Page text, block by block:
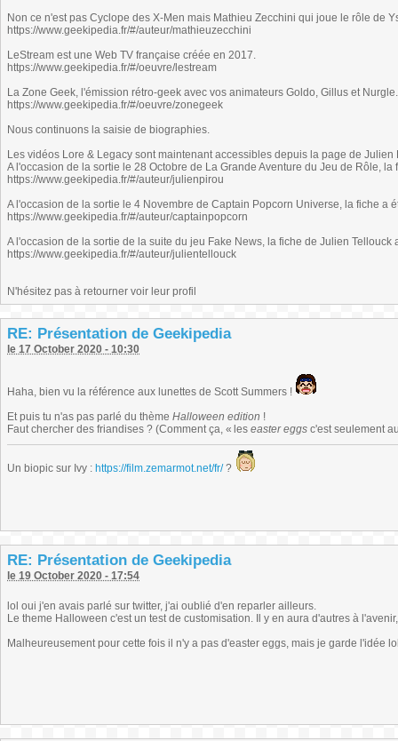
Non ce n'est pas Cyclope des X-Men mais Mathieu Zecchini qui joue le rôle de
https://www.geekipedia.fr/#/auteur/mathieuzecchini
LeStream est une Web TV française créée en 2017.
https://www.geekipedia.fr/#/oeuvre/lestream
La Zone Geek, l'émission rétro-geek avec vos animateurs Goldo, Gillus et Nurgle.
https://www.geekipedia.fr/#/oeuvre/zonegeek
Nous continuons la saisie de biographies.
Les vidéos Lore & Legacy sont maintenant accessibles depuis la page de Julien
A l'occasion de la sortie le 28 Octobre de La Grande Aventure du Jeu de Rôle,
https://www.geekipedia.fr/#/auteur/julienpirou
A l'occasion de la sortie le 4 Novembre de Captain Popcorn Universe, la fiche a
https://www.geekipedia.fr/#/auteur/captainpopcorn
A l'occasion de la sortie de la suite du jeu Fake News, la fiche de Julien Tellouck
https://www.geekipedia.fr/#/auteur/julientellouck
N'hésitez pas à retourner voir leur profil
RE: Présentation de Geekipedia
le 17 October 2020 - 10:30
Haha, bien vu la référence aux lunettes de Scott Summers !
Et puis tu n'as pas parlé du thème Halloween edition !
Faut chercher des friandises ? (Comment ça, « les easter eggs c'est seulement
Un biopic sur Ivy : https://film.zemarmot.net/fr/?
RE: Présentation de Geekipedia
le 19 October 2020 - 17:54
lol oui j'en avais parlé sur twitter, j'ai oublié d'en reparler ailleurs.
Le theme Halloween c'est un test de customisation. Il y en aura d'autres à
Malheureusement pour cette fois il n'y a pas d'easter eggs, mais je garde l'idée